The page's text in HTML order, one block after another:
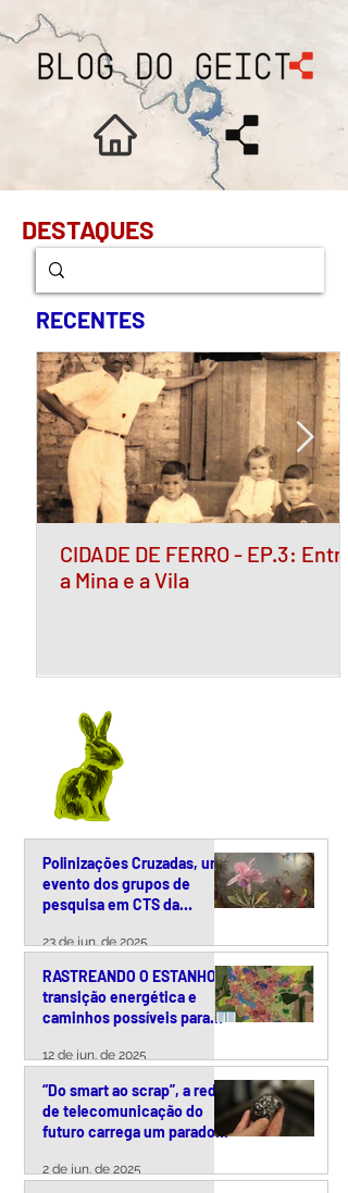
DESTAQUES
RECENTES
CIDADE DE FERRO - EP.3: Entre
a Mina e a Vila
Polinizações Cruzadas, um
evento dos grupos de
pesquisa em CTS da
23 de jun. de 2025
RASTREANDO O ESTANHO:
transição energética e
caminhos possíveis para
responsável da cassiterita
12 de jun. de 2025
“Do smart ao scrap”, a rede
de telecomunicação do
futuro carrega um paradoxo
2 de jun. de 2025